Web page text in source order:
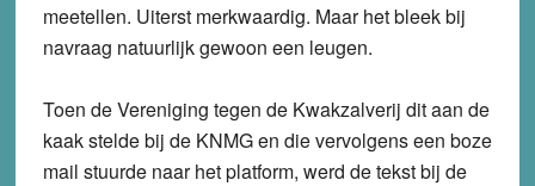
meetellen. Uiterst merkwaardig. Maar het bleek bij
navraag natuurlijk gewoon een leugen.
Toen de Vereniging tegen de Kwakzalverij dit aan de
kaak stelde bij de KNMG en die vervolgens een boze
mail stuurde naar het platform, werd de tekst bij de